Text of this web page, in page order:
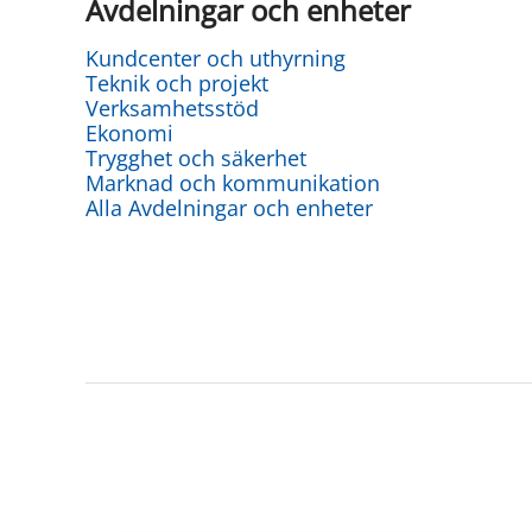
Avdelningar och enheter
Kundcenter och uthyrning
Teknik och projekt
Verksamhetsstöd
Ekonomi
Trygghet och säkerhet
Marknad och kommunikation
Alla Avdelningar och enheter